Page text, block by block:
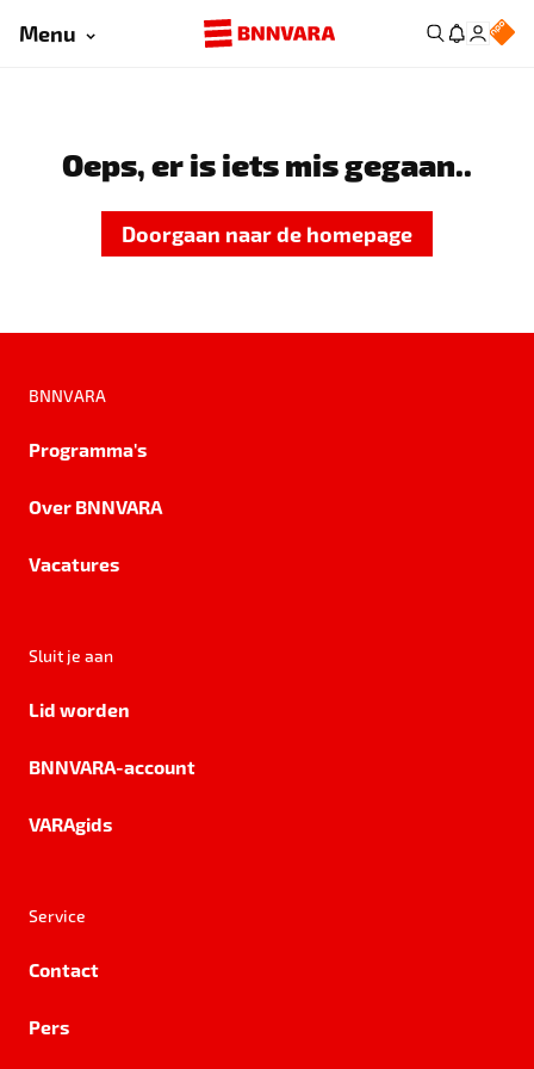
Menu
Oeps, er is iets mis gegaan..
Doorgaan naar de homepage
BNNVARA
Programma's
Over BNNVARA
Vacatures
Sluit je aan
Lid worden
BNNVARA-account
VARAgids
Service
Contact
Pers